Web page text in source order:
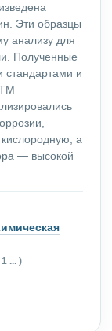
Эти образцы
анализу для
Полученные
стандартами и
а
— высокой
... )